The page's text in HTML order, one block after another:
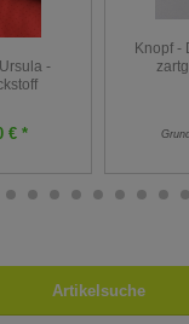
Artikelsuche
-
€ *
Knopf -